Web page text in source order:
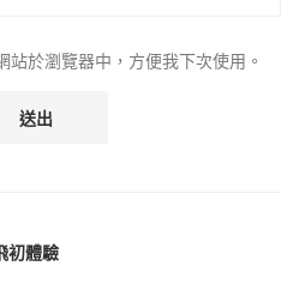
站於瀏覽器中，方便我下次使用。
初體驗